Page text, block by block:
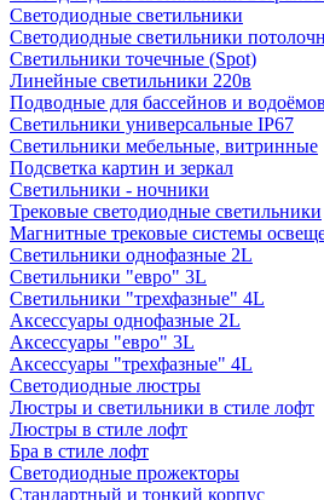
Светодиодные светильники
Светодиодные светильники
Светильники точечные (Spot)
Линейные светильники 220в
Подводные для бассейнов и водоёмов
Светильники универсальные IP67
Светильники мебельные, витринные
Подсветка картин и зеркал
Светильники - ночники
Трековые светодиодные светильники
Магнитные трековые системы
Светильники однофазные 2L
Светильники "евро" 3L
Светильники "трехфазные" 4L
Аксессуары однофазные 2L
Аксессуары "евро" 3L
Аксессуары "трехфазные" 4L
Светодиодные люстры
Люстры и светильники в стиле лофт
Люстры в стиле лофт
Бра в стиле лофт
Светодиодные прожекторы
Стандартный и тонкий корпус